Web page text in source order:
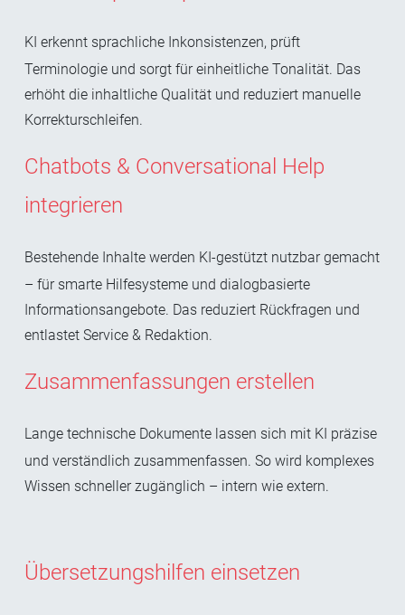
KI erkennt sprachliche Inkonsistenzen, prüft
Terminologie und sorgt für einheitliche Tonalität. Das
erhöht die inhaltliche Qualität und reduziert manuelle
Korrekturschleifen.
Chatbots & Conversational Help
integrieren
Bestehende Inhalte werden KI-gestützt nutzbar gemacht
– für smarte Hilfesysteme und dialogbasierte
Informationsangebote. Das reduziert Rückfragen und
entlastet Service & Redaktion.
Zusammenfassungen erstellen
Lange technische Dokumente lassen sich mit KI präzise
und verständlich zusammenfassen. So wird komplexes
Wissen schneller zugänglich – intern wie extern.
Übersetzungshilfen einsetzen